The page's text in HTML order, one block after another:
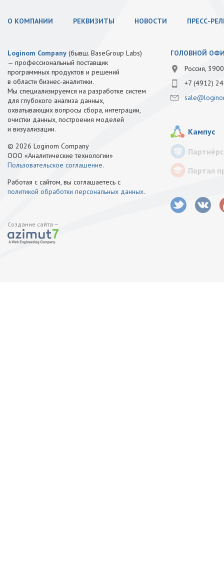
О КОМПАНИИ РЕКВИЗИТЫ НОВОСТИ ПРЕСС-
Loginom Company (бывш. BaseGroup Labs)
— профессиональный поставщик
программных продуктов и решений
в области бизнес-аналитики.
Мы специализируемся на разработке систем
для глубокого анализа данных,
охватывающих вопросы сбора, интеграции,
очистки данных, построения моделей
и визуализации.
© 2026 Loginom Company
ООО «Аналитические технологии»
Пользовательское соглашение.
Работая с сайтом, вы соглашаетесь с
политикой обработки персональных данных.
Создание сайта —
ГОЛОВНОЙ
Россия,
+7 (4912)
Кампус
Портал